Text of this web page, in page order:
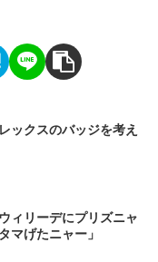
ックスのバッジを考え
ィリーデにプリズニャ
マげたニャー」